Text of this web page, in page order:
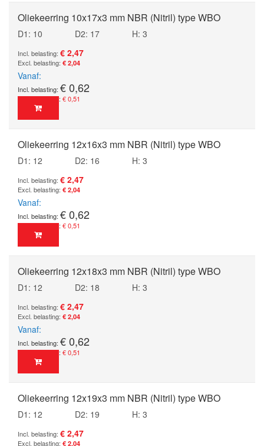
Oliekeerring 10x17x3 mm NBR (Nitril) type WBO
D1: 10 D2: 17
H: 3
€ 2,47
€ 2,04
Vanaf
€ 0,62
€ 0,51
Oliekeerring 12x16x3 mm NBR (Nitril) type WBO
D1: 12 D2: 16
H: 3
€ 2,47
€ 2,04
Vanaf
€ 0,62
€ 0,51
Oliekeerring 12x18x3 mm NBR (Nitril) type WBO
D1: 12 D2: 18
H: 3
€ 2,47
€ 2,04
Vanaf
€ 0,62
€ 0,51
Oliekeerring 12x19x3 mm NBR (Nitril) type WBO
D1: 12 D2: 19
H: 3
€ 2,47
€ 2,04